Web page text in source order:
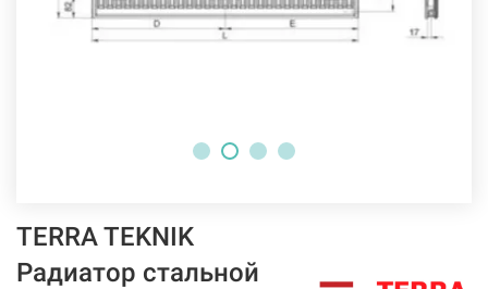
TERRA TEKNIK
Радиатор стальной